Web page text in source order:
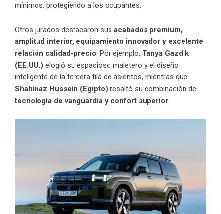
mínimos, protegiendo a los ocupantes.
Otros jurados destacaron sus acabados premium,
amplitud interior, equipamiento innovador y excelente
relación calidad-precio. Por ejemplo, Tanya Gazdik
(EE.UU.) elogió su espacioso maletero y el diseño
inteligente de la tercera fila de asientos, mientras que
Shahinaz Hussein (Egipto) resaltó su combinación de
tecnología de vanguardia y confort superior.